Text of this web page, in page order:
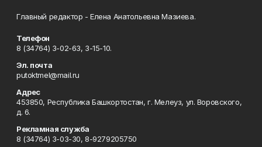
Главный редактор - Елена Анатольевна Мазиева.
Телефон
8 (34764) 3-02-63, 3-15-10.
Эл. почта
putoktmel@mail.ru
Адрес
453850, Республика Башкортостан, г. Мелеуз, ул. Воровского,
д. 6.
Рекламная служба
8 (34764) 3-03-30, 8-9279205750